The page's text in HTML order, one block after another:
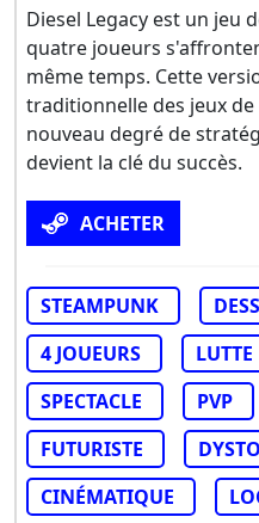
Diesel Legacy est un jeu
quatre joueurs
même temps. Cette
traditionnelle des jeux
nouveau degré de
devient la clé du succès.
ACHETER
STEAMPUNK
4 JOUEURS
LUTTE
SPECTACLE
PVP
FUTURISTE
CINÉMATIQUE